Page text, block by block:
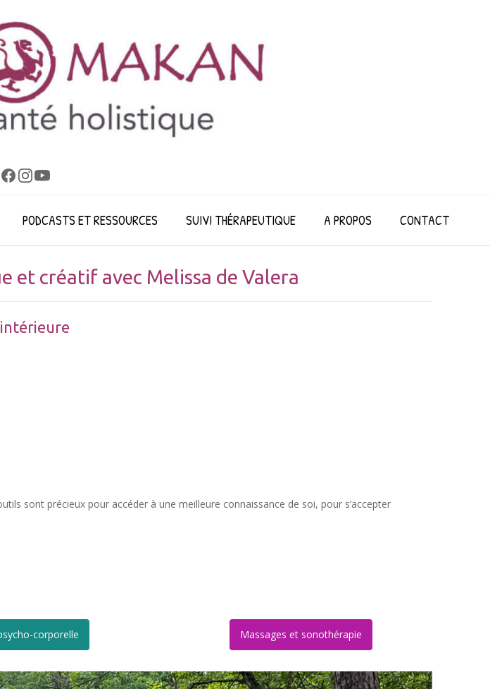
PODCASTS ET RESSOURCES SUIVI THÉRAPEUTIQUE A PROPOS CONTACT
et créatif avec Melissa de Valera
sont précieux pour accéder à une meilleure connaissance de soi, pour s’accepter
corporelle Massages et sonothérapie